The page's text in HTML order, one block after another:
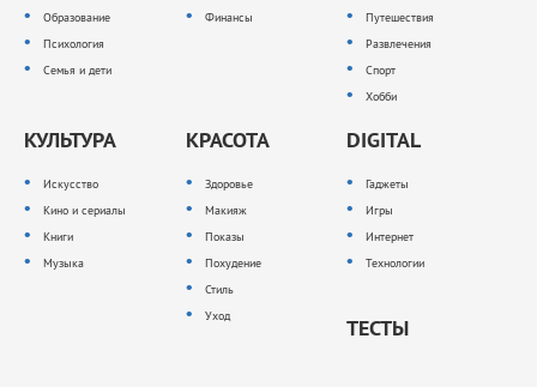
Образование
Психология
Семья и дети
Финансы
Путешествия
Развлечения
Спорт
Хобби
КУЛЬТУРА
Искусство
Кино и сериалы
Книги
Музыка
КРАСОТА
Здоровье
Макияж
Показы
Похудение
Стиль
Уход
DIGITAL
Гаджеты
Игры
Интернет
Технологии
ТЕСТЫ